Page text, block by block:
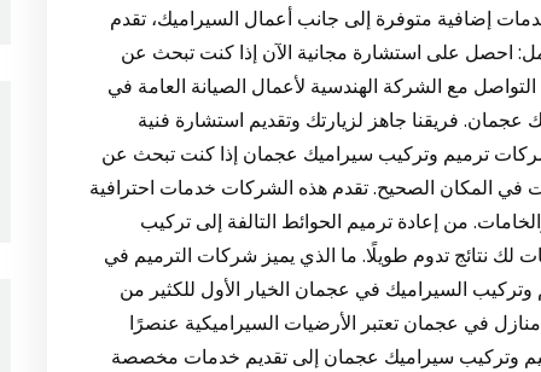
إضافية متوفرة إلى جانب أعمال السيراميك، تقدم
احصل على استشارة مجانية الآن إذا كنت تبحث عن
مع الشركة الهندسية لأعمال الصيانة العامة في
عجمان. فريقنا جاهز لزيارتك وتقديم استشارة فنية
وخطة عمل تناسب احتياجاتك ومساحتك. 1: شركات ترميم وتركيب سيراميك عجمان إذا كنت تبحث عن
المكان الصحيح. تقدم هذه الشركات خدمات احترافية
من إعادة ترميم الحوائط التالفة إلى تركيب
نتائج تدوم طويلًا. ما الذي يميز شركات الترميم في
السيراميك في عجمان الخيار الأول للكثير من
2: تركيب سيراميك منازل في عجمان تعتبر الأرضيات السيراميكية عنصرًا
وتركيب سيراميك عجمان إلى تقديم خدمات مخصصة